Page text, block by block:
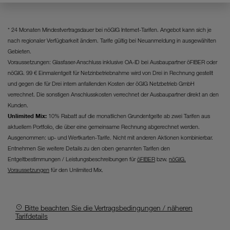
* 24 Monaten Mindestvertragsdauer bei nöGIG Internet-Tarifen. Angebot kann sich je
nach regionaler Verfügbarkeit ändern. Tarife gültig bei Neuanmeldung in ausgewählten
Gebieten.
Voraussetzungen: Glasfaser-Anschluss inklusive OA-ID bei Ausbaupartner öFIBER oder
nöGIG. 99 € Einmalentgelt für Netzinbetriebnahme wird von Drei in Rechnung gestellt
und gegen die für Drei intern anfallenden Kosten der öGIG Netzbetrieb GmbH
verrechnet. Die sonstigen Anschlusskosten verrechnet der Ausbaupartner direkt an den
Kunden.
Unlimited Mix: 10% Rabatt auf die monatlichen Grundentgelte ab zwei Tarifen aus
aktuellem Portfolio, die über eine gemeinsame Rechnung abgerechnet werden.
Ausgenommen: up- und Wertkarten-Tarife. Nicht mit anderen Aktionen kombinierbar.
Entnehmen Sie weitere Details zu den oben genannten Tarifen den
Entgeltbestimmungen / Leistungsbeschreibungen füröFIBER bzw. nöGIG.
Voraussetzungen für den Unlimited Mix.
Bitte beachten Sie die Vertragsbedingungen / näheren
Tarifdetails